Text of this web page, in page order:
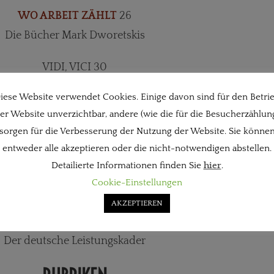
WO ARBEIT ZÄHLT 26
Die Bücher Mark Dworetskis
VIDI, VICI 30
Lernen mit Trainings-DVDs
OHNE FLEISS, KEIN PREIS 32
Schachschulen in Deutschland
DAHEIM UND ÜBERALL 38
Der deutsche Leistungskader
Website verwendet Cookies. Einige davon sind für den
Website unverzichtbar, andere (wie die für die
sorgen für die Verbesserung der Nutzung der Website. Sie
entweder alle akzeptieren oder die nicht-notwendigen abstellen.
Detailierte Informationen finden Sie hier.
Cookie-Einstellungen
AKZEPTIEREN